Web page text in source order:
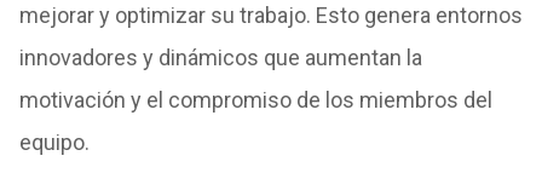
mejorar y optimizar su trabajo. Esto genera entornos
innovadores y dinámicos que aumentan la
motivación y el compromiso de los miembros del
equipo.